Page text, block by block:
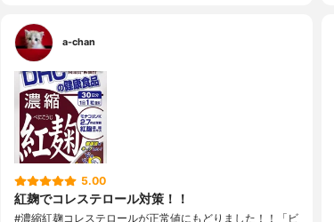
a-chan
5.00
紅麹でコレステロール対策！！
#濃縮紅麹コレステロールが正常値にもどりました！！「ビ